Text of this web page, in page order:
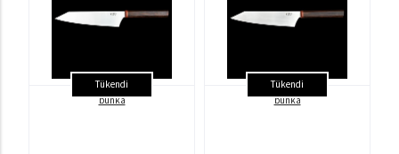
Tükendi
bunka
Tükendi
bunka